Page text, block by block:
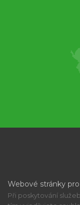
Webové stránky
Při poskytování